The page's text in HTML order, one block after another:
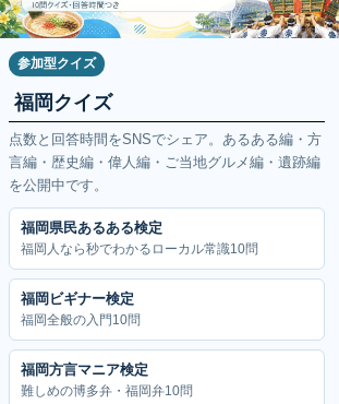
参加型クイズ
福岡クイズ
点数と回答時間をSNSでシェア。あるある編・方
言編・歴史編・偉人編・ご当地グルメ編・遺跡編
を公開中です。
福岡県民あるある検定
福岡人なら秒でわかるローカル常識10問
福岡ビギナー検定
福岡全般の入門10問
福岡方言マニア検定
難しめの博多弁・福岡弁10問